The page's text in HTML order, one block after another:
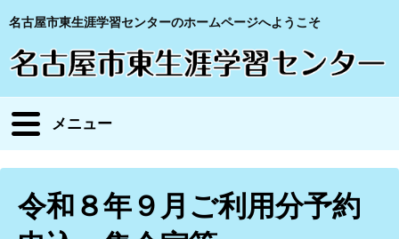
名古屋市東生涯学習センターのホームページへようこそ
メニュー
令和８年９月ご利用分予約